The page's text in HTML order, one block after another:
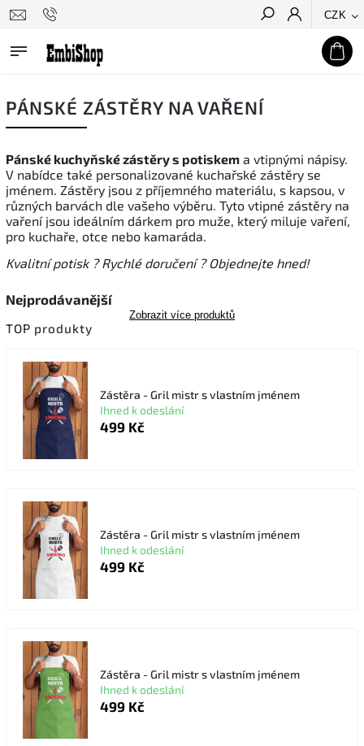
CZK
Hledat
PÁNSKÉ ZÁSTĚRY NA VAŘENÍ
Pánské kuchyňské zástěry s potiskem a vtipnými nápisy.
V nabídce také personalizované kuchařské zástěry se
jménem. Zástěry jsou z příjemného materiálu, s kapsou, v
různých barvách dle vašeho výběru. Tyto vtipné zástěry na
vaření jsou ideálním dárkem pro muže, který miluje vaření,
pro kuchaře, otce nebo kamaráda.
Kvalitní potisk ? Rychlé doručení ? Objednejte hned!
Nejprodávanější
Zobrazit více produktů
TOP produkty
Zástěra - Gril mistr s vlastním jménem
Ihned k odeslání
499 Kč
Zástěra - Gril mistr s vlastním jménem
Ihned k odeslání
499 Kč
Zástěra - Gril mistr s vlastním jménem
Ihned k odeslání
499 Kč